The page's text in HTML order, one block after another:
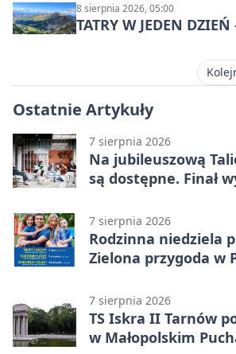
8 sierpnia 2026, 05:00
TATRY W JEDEN
Ostatnie Artykuły
7 sierpnia 2026
Na jubileuszową
są dostępne. Finał
7 sierpnia 2026
Rodzinna niedziela
Zielona przygoda w
7 sierpnia 2026
TS Iskra II Tarnów
w Małopolskim